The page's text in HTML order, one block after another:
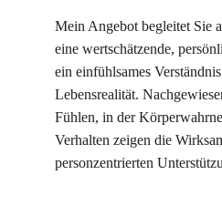
Mein Angebot begleitet Sie
eine wertschätzende,
ein einfühlsames
Lebensrealität.
Fühlen, in der
Verhalten zeigen die
personzentrierten